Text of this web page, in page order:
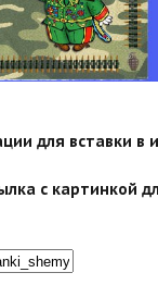
для вставки в
с картинкой